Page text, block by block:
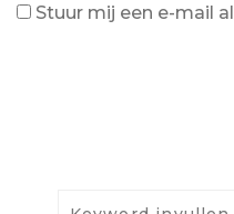
Stuur mij een e-mail